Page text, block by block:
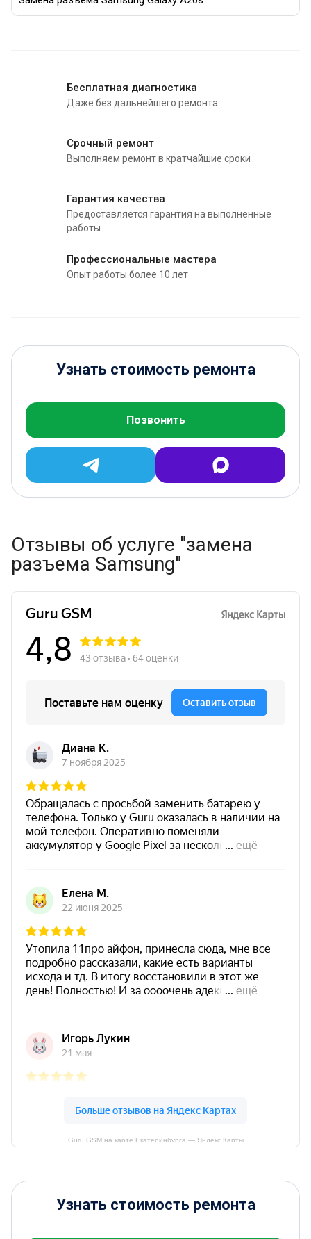
Бесплатная диагностика
Даже без дальнейшего ремонта
Срочный ремонт
Выполняем ремонт в кратчайшие сроки
Гарантия качества
Предоставляется гарантия на выполненные
работы
Профессиональные мастера
Опыт работы более 10 лет
Узнать стоимость ремонта
Позвонить
Отзывы об услуге "замена
разъема Samsung"
Guru GSM на карте Екатеринбурга — Яндекс Карты
Узнать стоимость ремонта